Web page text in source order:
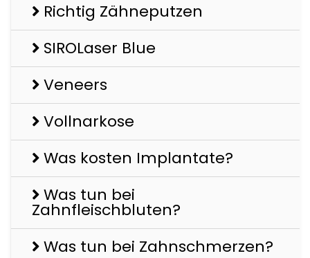
Richtig Zähneputzen
SIROLaser Blue
Veneers
Vollnarkose
Was kosten Implantate?
Was tun bei
Zahnfleischbluten?
Was tun bei Zahnschmerzen?